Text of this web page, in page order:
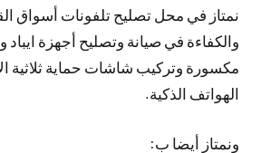
نمتاز في محل تصليح تلفونات أسواق
والكفاءة في صيانة وتصليح أجهزة
مكسورة وتركيب شاشات حماية ثلاثية
الهواتف الذكية.
ونمتاز أيضا ب: